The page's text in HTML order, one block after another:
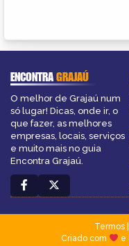
ENCONTRAGRAJAÚ
O melhor de Grajaú num
só lugar! Dicas, onde ir, o
que fazer, as melhores
empresas, locais, serviços
e muito mais no guia
Encontra Grajaú.
Termos|
Criado com
e